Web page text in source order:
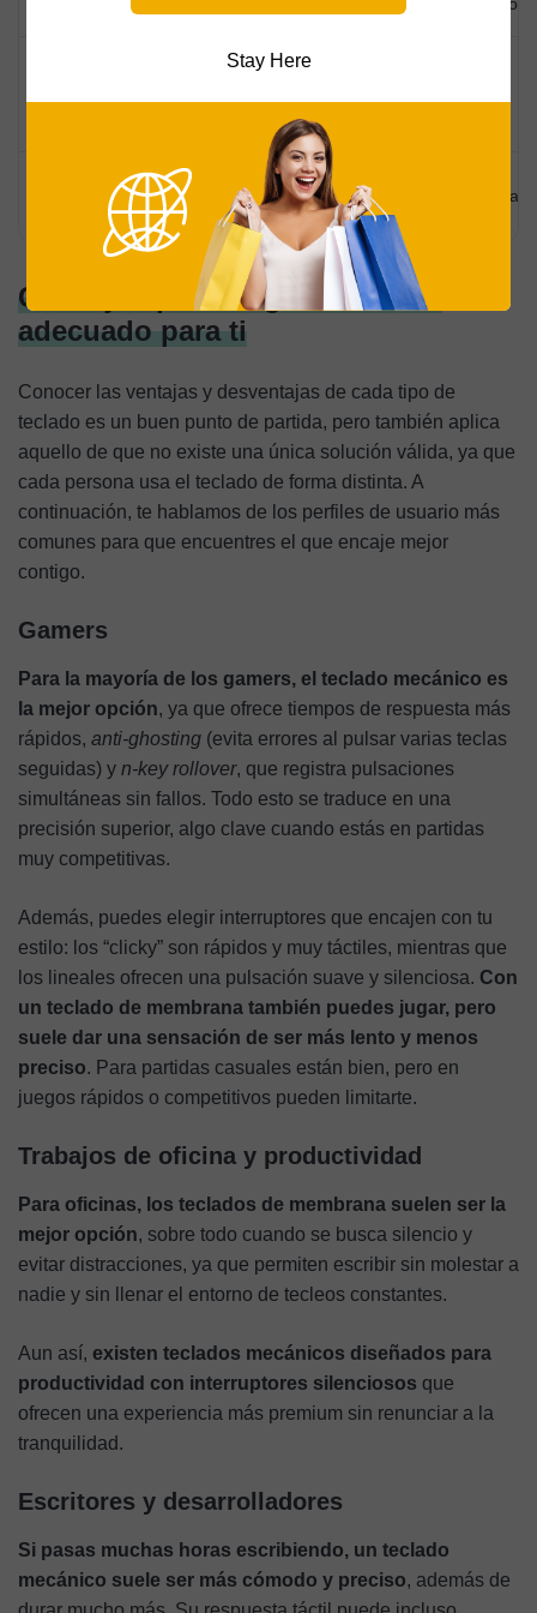
Stay Here
Sensación
voluminosos
Personalización
muy limitada
Precio más elevado
Consejos para elegir el teclado
adecuado para ti
Conocer las ventajas y desventajas de cada tipo de
teclado es un buen punto de partida, pero también aplica
aquello de que no existe una única solución válida, ya que
cada persona usa el teclado de forma distinta. A
continuación, te hablamos de los perfiles de usuario más
comunes para que encuentres el que encaje mejor
contigo.
Gamers
Para la mayoría de los gamers, el teclado mecánico es
la mejor opción, ya que ofrece tiempos de respuesta más
rápidos, anti-ghosting (evita errores al pulsar varias teclas
seguidas) y n-key rollover, que registra pulsaciones
simultáneas sin fallos. Todo esto se traduce en una
precisión superior, algo clave cuando estás en partidas
muy competitivas.
Además, puedes elegir interruptores que encajen con tu
estilo: los “clicky” son rápidos y muy táctiles, mientras que
los lineales ofrecen una pulsación suave y silenciosa. Con
un teclado de membrana también puedes jugar, pero
suele dar una sensación de ser más lento y menos
preciso. Para partidas casuales están bien, pero en
juegos rápidos o competitivos pueden limitarte.
Trabajos de oficina y productividad
Para oficinas, los teclados de membrana suelen ser la
mejor opción, sobre todo cuando se busca silencio y
evitar distracciones, ya que permiten escribir sin molestar a
nadie y sin llenar el entorno de tecleos constantes.
Aun así, existen teclados mecánicos diseñados para
productividad con interruptores silenciosos que
ofrecen una experiencia más premium sin renunciar a la
tranquilidad.
Escritores y desarrolladores
Si pasas muchas horas escribiendo, un teclado
mecánico suele ser más cómodo y preciso, además de